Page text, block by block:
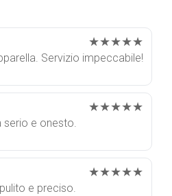
★★★★★
Servizio impeccabile!
★★★★★
serio e onesto.
★★★★★
e preciso.